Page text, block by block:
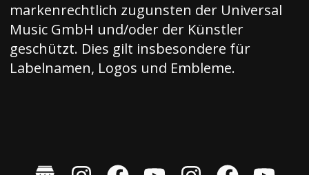
markenrechtlich zugunsten der Universal
Music GmbH und/oder der Künstler
geschützt. Dies gilt insbesondere für
Labelnamen, Logos und Embleme.